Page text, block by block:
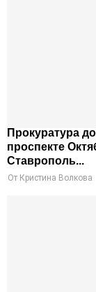
Прокуратура
проспекте
Ставрополь...
От Кристина Волкова